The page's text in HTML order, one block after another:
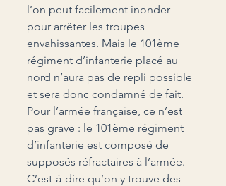
l’on peut facilement inonder
pour arrêter les troupes
envahissantes. Mais le 101ème
régiment d’infanterie placé au
nord n’aura pas de repli possible
et sera donc condamné de fait.
Pour l’armée française, ce n’est
pas grave : le 101ème régiment
d’infanterie est composé de
supposés réfractaires à l’armée.
C’est-à-dire qu’on y trouve des